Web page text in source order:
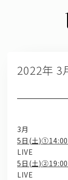
2022年 3
3月
5日(土)①14:00
LIVE
5日(土)②19:00
LIVE